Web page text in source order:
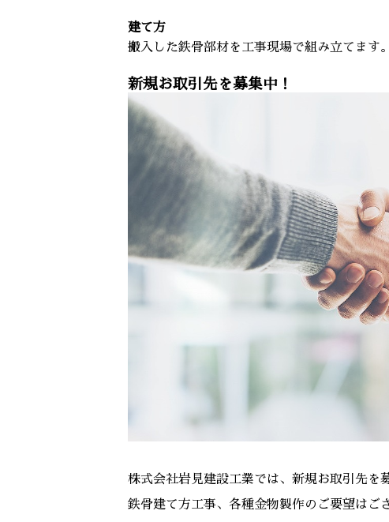
建て方
搬入した鉄骨部材を工事現場で組み立てます。
新規お取引先を募集中！
株式会社岩見建設工業では、新規お取引先を
鉄骨建て方工事、各種金物製作のご要望はご